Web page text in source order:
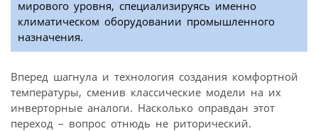
мирового уровня, специализируясь именно
климатическом оборудовании промышленного
назначения.
Вперед шагнула и технология создания комфортной
температуры, сменив классические модели на их
инверторные аналоги. Насколько оправдан этот
переход – вопрос отнюдь не риторический.